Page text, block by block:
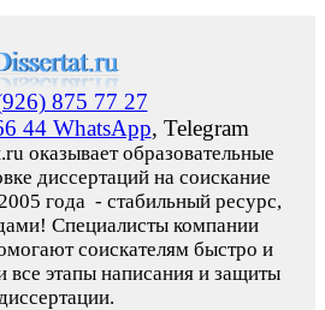
875 77 27
44 WhatsApp, Telegram
оказывает образовательные
диссертаций на соискание
года - стабильный ресурс,
Специалисты компании
соискателям быстро и
все этапы написания и защиты
диссертации.